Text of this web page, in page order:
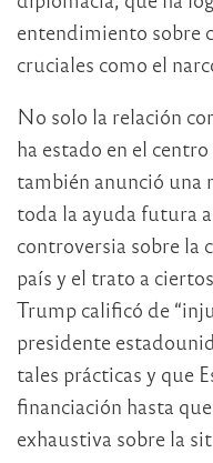
entendimiento sobre
cruciales como el
No solo la relación
ha estado en el
también anunció una
toda la ayuda futura
controversia sobre la
país y el trato a
Trump calificó de
presidente
tales prácticas y que
financiación hasta
exhaustiva sobre la